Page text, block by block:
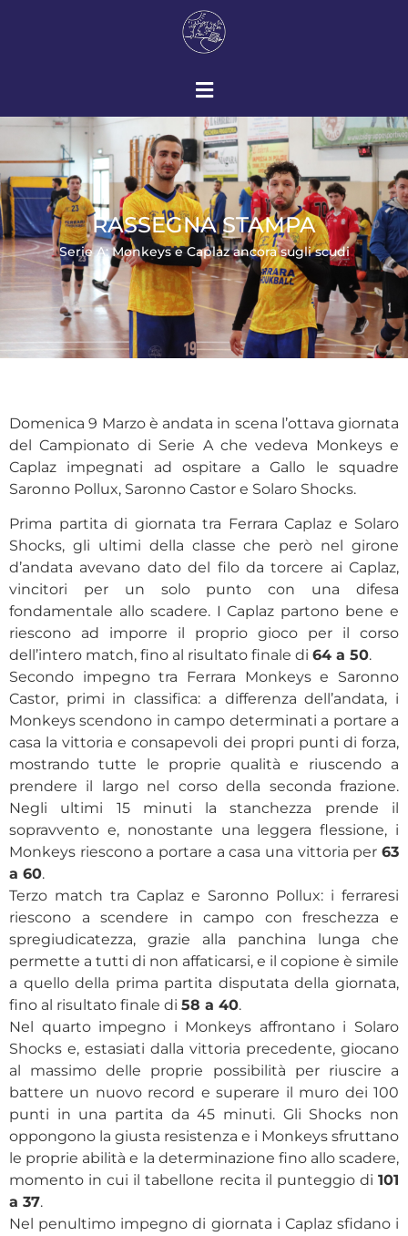
RASSEGNA STAMPA
Serie A: Monkeys e Caplaz ancora sugli scudi
Domenica 9 Marzo è andata in scena l’ottava giornata
del Campionato di Serie A che vedeva Monkeys e
Caplaz impegnati ad ospitare a Gallo le squadre
Saronno Pollux, Saronno Castor e Solaro Shocks.
Prima partita di giornata tra Ferrara Caplaz e Solaro
Shocks, gli ultimi della classe che però nel girone
d’andata avevano dato del filo da torcere ai Caplaz,
vincitori per un solo punto con una difesa
fondamentale allo scadere. I Caplaz partono bene e
riescono ad imporre il proprio gioco per il corso
dell’intero match, fino al risultato finale di 64 a 50.
Secondo impegno tra Ferrara Monkeys e Saronno
Castor, primi in classifica: a differenza dell’andata, i
Monkeys scendono in campo determinati a portare a
casa la vittoria e consapevoli dei propri punti di forza,
mostrando tutte le proprie qualità e riuscendo a
prendere il largo nel corso della seconda frazione.
Negli ultimi 15 minuti la stanchezza prende il
sopravvento e, nonostante una leggera flessione, i
Monkeys riescono a portare a casa una vittoria per 63
a 60.
Terzo match tra Caplaz e Saronno Pollux: i ferraresi
riescono a scendere in campo con freschezza e
spregiudicatezza, grazie alla panchina lunga che
permette a tutti di non affaticarsi, e il copione è simile
a quello della prima partita disputata della giornata,
fino al risultato finale di 58 a 40.
Nel quarto impegno i Monkeys affrontano i Solaro
Shocks e, estasiati dalla vittoria precedente, giocano
al massimo delle proprie possibilità per riuscire a
battere un nuovo record e superare il muro dei 100
punti in una partita da 45 minuti. Gli Shocks non
oppongono la giusta resistenza e i Monkeys sfruttano
le proprie abilità e la determinazione fino allo scadere,
momento in cui il tabellone recita il punteggio di 101
a 37.
Nel penultimo impegno di giornata i Caplaz sfidano i